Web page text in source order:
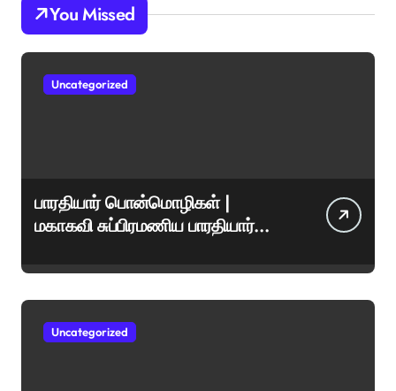
You Missed
Uncategorized
பாரதியார் பொன்மொழிகள் |
மகாகவி சுப்பிரமணிய பாரதியார்
ஊக்கமளிக்கும் வாசகங்கள்
Uncategorized